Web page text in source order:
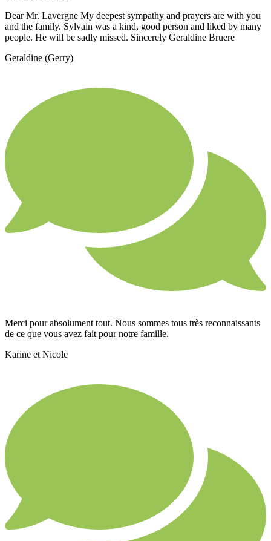
Dear Mr. Lavergne My deepest sympathy and prayers are with you
and the family. Sylvain was a kind, good person and liked by many
people. He will be sadly missed. Sincerely Geraldine Bruere
Geraldine (Gerry)
Merci pour absolument tout. Nous sommes tous très reconnaissants
de ce que vous avez fait pour notre famille.
Karine et Nicole